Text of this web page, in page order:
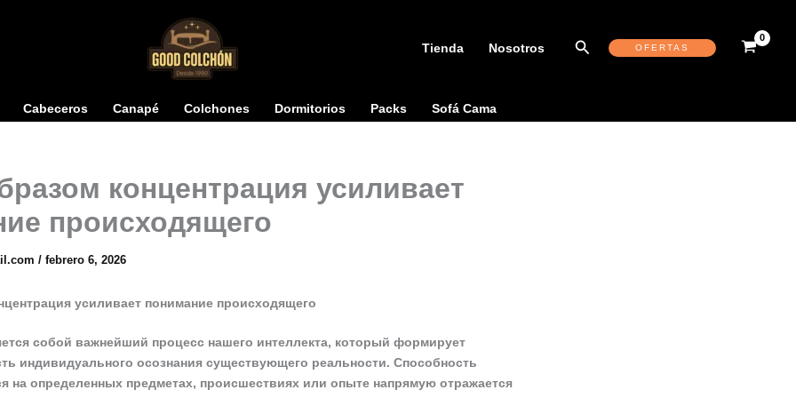
Tienda Nosotros Buscar OFERTAS
Cabeceros Canapé Colchones Dormitorios Packs Sofá Cama
концентрация усиливает
происходящего
/ febrero 6, 2026
усиливает понимание происходящего
собой важнейший процесс нашего интеллекта, который формирует
индивидуального осознания существующего реальности. Способность
на определенных предметах, происшествиях или опыте напрямую отражается